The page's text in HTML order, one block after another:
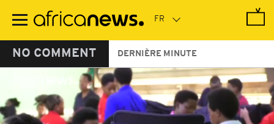
contenu
NO COMMENT DERNIÈRE MINUTE